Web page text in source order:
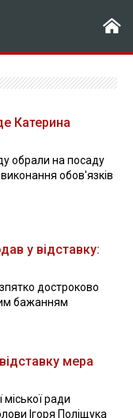
Катерина
обрали на посаду
обов'язків
у відставку:
достроково
бажанням
мера
ради
Ігоря Поліщука